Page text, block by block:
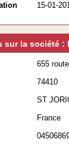
15-01-
la société :
655
74410
ST
France